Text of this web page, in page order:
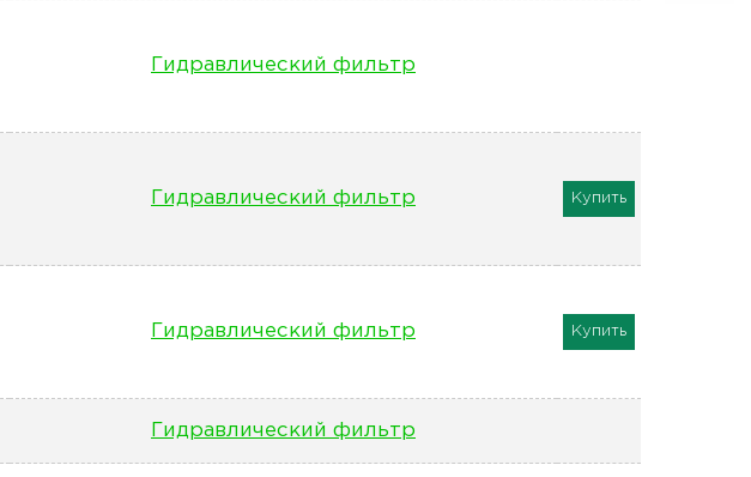
Гидравлический фильтр
Гидравлический фильтр Купить
Гидравлический фильтр Купить
Гидравлический фильтр